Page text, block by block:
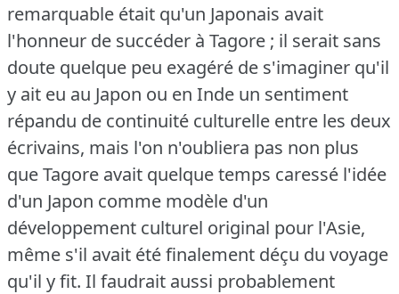
remarquable était qu'un Japonais avait
l'honneur de succéder à Tagore ; il serait sans
doute quelque peu exagéré de s'imaginer qu'il
y ait eu au Japon ou en Inde un sentiment
répandu de continuité culturelle entre les deux
écrivains, mais l'on n'oubliera pas non plus
que Tagore avait quelque temps caressé l'idée
d'un Japon comme modèle d'un
développement culturel original pour l'Asie,
même s'il avait été finalement déçu du voyage
qu'il y fit. Il faudrait aussi probablement